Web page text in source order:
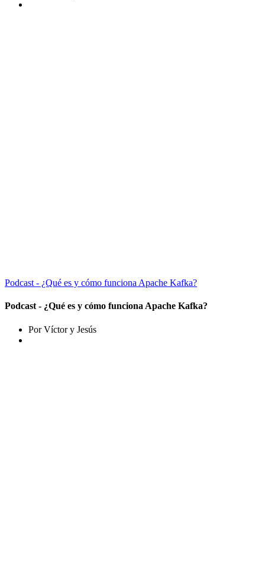
Podcast - ¿Qué es y cómo funciona Apache Kafka?
Podcast - ¿Qué es y cómo funciona Apache Kafka?
Por Víctor y Jesús